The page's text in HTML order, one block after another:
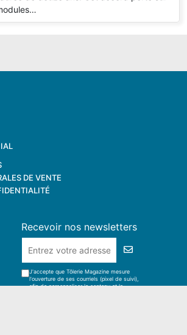
DE VENTE
Recevoir nos newsletters
J'accepte que Tôlerie Magazine mesure
l'ouverture de ses courriels (pixel de suivi),
afin de personnaliser le contenu et la